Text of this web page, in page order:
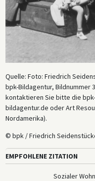
Quelle: Foto: Friedrich
bpk-Bildagentur, Bildnummer
kontaktieren Sie bitte die
bildagentur.de oder Art
Nordamerika).
© bpk / Friedrich
EMPFOHLENE ZITATION
Sozialer